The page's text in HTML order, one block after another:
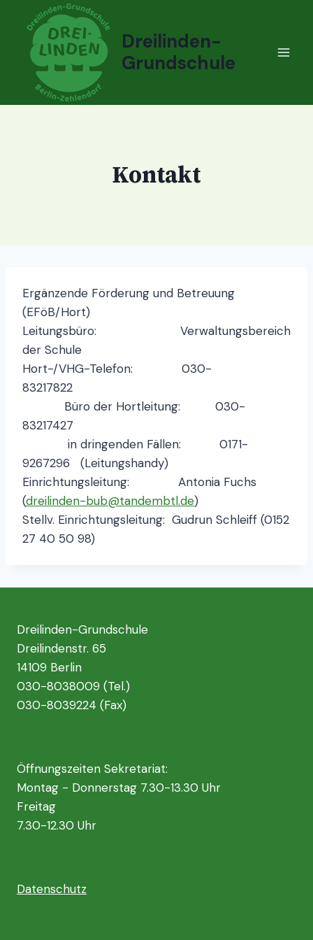
Inhalt
springen
Dreilinden-
Grundschule
Kontakt
Ergänzende Förderung und Betreuung
(EFöB/Hort)
Leitungsbüro: Verwaltungsbereich
der Schule
Hort-/VHG-Telefon: 030-
83217822
Büro der Hortleitung: 030-
83217427
in dringenden Fällen: 0171-
9267296 (Leitungshandy)
Einrichtungsleitung: Antonia Fuchs
(dreilinden-bub@tandembtl.de)
Stellv. Einrichtungsleitung: Gudrun Schleiff (0152
27 40 50 98)
Dreilinden-Grundschule
Dreilindenstr. 65
14109 Berlin
030-8038009 (Tel.)
030-8039224 (Fax)
Öffnungszeiten Sekretariat:
Montag - Donnerstag 7.30-13.30 Uhr
Freitag
7.30-12.30 Uhr
Datenschutz